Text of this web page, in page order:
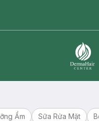
Ẩm Sữa Rửa Mặt